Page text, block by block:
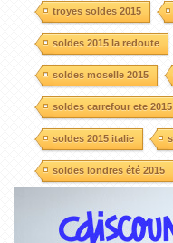
troyes soldes 2015
soldes 2015 la redoute
soldes moselle 2015
soldes carrefour ete 2015
soldes 2015 italie
soldes londres été 2015